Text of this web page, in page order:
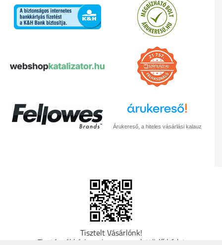
Árukereső, a hiteles vásárlási kalauz
Tisztelt Vásárlónk!
Fizetésnél kérje az ingyenes adattörlő kódot